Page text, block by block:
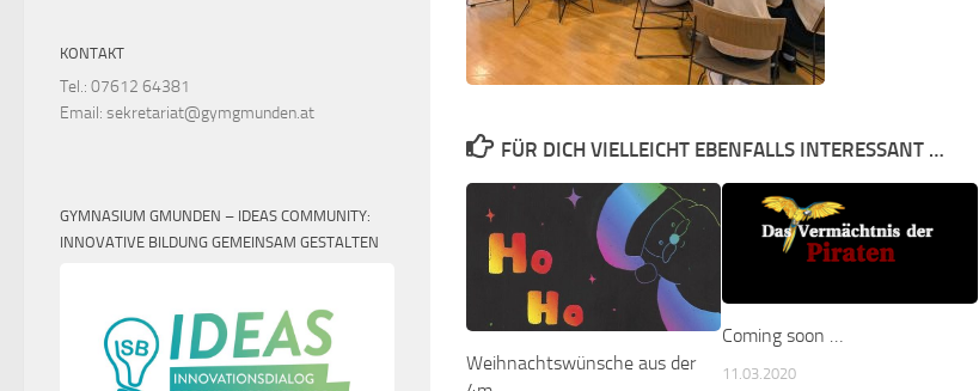
FÜR DICH VIELLEICHT EBENFALLS INTERESSANT …
Weihnachtswünsche aus der
Coming soon …
11.03.2020
KONTAKT
Tel.: 07612 64381
Email: sekretariat@gymgmunden.at
GYMNASIUM GMUNDEN – IDEAS COMMUNITY:
INNOVATIVE BILDUNG GEMEINSAM GESTALTEN